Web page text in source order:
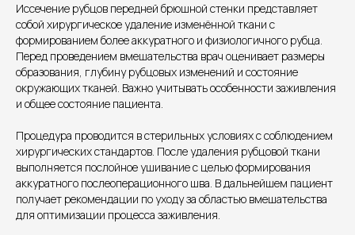
Иссечение рубцов передней брюшной стенки представляет
собой хирургическое удаление изменённой ткани с
формированием более аккуратного и физиологичного рубца.
Перед проведением вмешательства врач оценивает размеры
образования, глубину рубцовых изменений и состояние
окружающих тканей. Важно учитывать особенности заживления
и общее состояние пациента.
Процедура проводится в стерильных условиях с соблюдением
хирургических стандартов. После удаления рубцовой ткани
выполняется послойное ушивание с целью формирования
аккуратного послеоперационного шва. В дальнейшем пациент
получает рекомендации по уходу за областью вмешательства
для оптимизации процесса заживления.
+7 8313 248 248
Единый номер
Петрищева д.35.пом.3
Патоличева 21Д,П.1
На ремонте
Новый